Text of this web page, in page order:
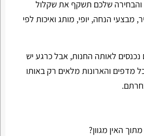
שלכם תשקף את שקלול
הנחה, יופי, מותג ואיכות לפי
נכנסים לאותה החנות, אבל כרגע יש
מדפים והארונות מלאים רק באותו
האין מגוון?